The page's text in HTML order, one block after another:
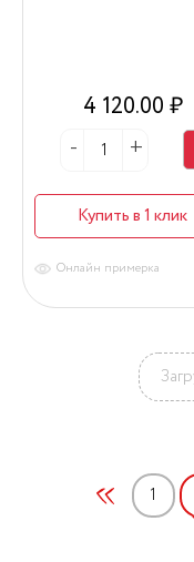
4 120.00 ₽
Купить в 1 клик
Онлайн примерка
1